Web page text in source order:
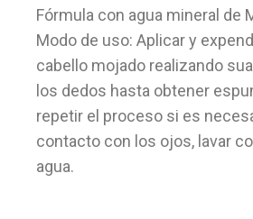
Fórmula con agua mineral de
Modo de uso: Aplicar y
cabello mojado realizando
los dedos hasta obtener
repetir el proceso si es
contacto con los ojos, lavar
agua.